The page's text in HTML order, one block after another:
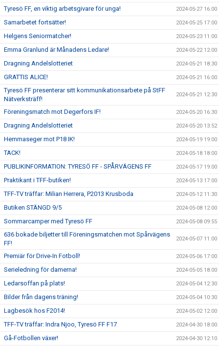
Tyresö FF, en viktig arbetsgivare för unga! 2024-05-27 16:00
Samarbetet fortsätter! 2024-05-25 17:00
Helgens Seniormatcher! 2024-05-23 11:00
Emma Granlund är Månadens Ledare! 2024-05-22 12:00
Dragning Andelslotteriet 2024-05-21 18:30
GRATTIS ALICE! 2024-05-21 16:00
Tyresö FF presenterar sitt kommunikationsarbete på StFF
Nätverksträff!
2024-05-21 12:30
Föreningsmatch mot Degerfors IF! 2024-05-20 16:30
Dragning Andelslotteriet 2024-05-20 13:52
Hemmaseger mot P18 IK! 2024-05-19 19:00
TACK! 2024-05-18 18:00
PUBLIKINFORMATION: TYRESÖ FF - SPÅRVÄGENS FF 2024-05-17 19:00
Praktikant i TFF-butiken! 2024-05-13 17:00
TFF-TV träffar: Milian Herrera, P2013 Krusboda 2024-05-12 11:30
Butiken STÄNGD 9/5 2024-05-08 12:00
Sommarcamper med Tyresö FF 2024-05-08 09:55
636 bokade biljetter till Föreningsmatchen mot Spårvägens
FF!
2024-05-07 11:00
Premiär för Drive-In Fotboll! 2024-05-06 17:00
Serieledning för damerna! 2024-05-05 18:00
Ledarsoffan på plats! 2024-05-04 12:30
Bilder från dagens träning! 2024-05-04 10:30
Lagbesök hos F2014! 2024-05-02 12:00
TFF-TV träffar: Indra Njoo, Tyresö FF F17 2024-04-30 18:00
Gå-Fotbollen växer! 2024-04-30 12:10